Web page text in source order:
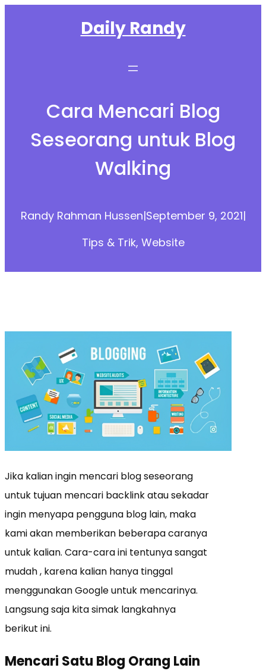
Daily Randy
Cara Mencari Blog
Seseorang untuk Blog
Walking
Randy Rahman Hussen|September 9, 2021|
Tips & Trik, Website
Jika kalian ingin mencari blog seseorang
untuk tujuan mencari backlink atau sekadar
ingin menyapa pengguna blog lain, maka
kami akan memberikan beberapa caranya
untuk kalian. Cara-cara ini tentunya sangat
mudah , karena kalian hanya tinggal
menggunakan Google untuk mencarinya.
Langsung saja kita simak langkahnya
berikut ini.
Mencari Satu Blog Orang Lain